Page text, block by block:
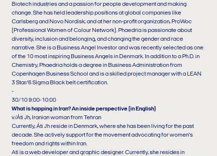
Biotech industries and a passion for people development and making
change. She has held leadership positions at global companies like
Carlsberg and Novo Nordisk; and at her non-profit organization, ProWoc
(Professional Women of Colour Network). Phaedria is passionate about
diversity, inclusion and belonging, and changing the gender and race
narrative. She is a Business Angel Investor and was recently selected as one
of the 10 most inspiring Business Angels in Denmark. In addition to a Ph.D. in
Chemistry, Phaedria holds a degree in Business Administration from
Copenhagen Business School and is a skilled project manager with a LEAN
3 Star/6 Sigma Black belt certification.
-
30/10 9:00-10:00
What is happing in Iran? An inside perspective (in English)
v/Áti Jh, Iranian woman from Tehran
Currently, Áti Jh reside in Denmark, where she has been living for the past
decade. She actively support for the movement advocating for women's
freedom and rights within Iran.
Ati is a web developer and graphic designer. Currently, she resides in